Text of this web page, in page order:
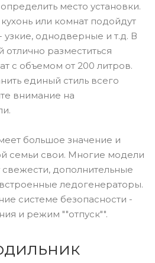
место установки.
или комнат подойдут
однодверные и т.д. В
отлично разместиться
с объемом от 200 литров.
единый стиль всего
внимание на
большое значение и
семьи свои. Многие модели
дополнительные
ледогенераторы.
системе безопасности -
и режим ""отпуск"".